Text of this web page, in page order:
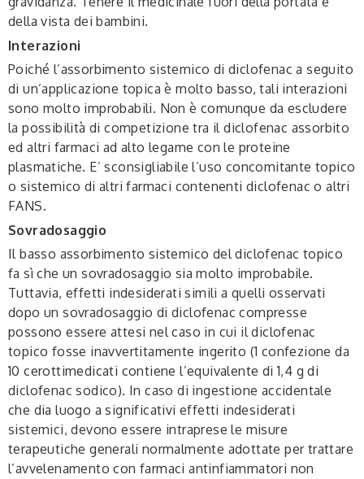
della vista dei bambini.
Interazioni
Poiché l’assorbimento sistemico di diclofenac a seguito
di un’applicazione topica è molto basso, tali interazioni
sono molto improbabili. Non è comunque da escludere
la possibilità di competizione tra il diclofenac assorbito
ed altri farmaci ad alto legame con le proteine
plasmatiche. E’ sconsigliabile l’uso concomitante topico
o sistemico di altri farmaci contenenti diclofenac o altri
FANS.
Sovradosaggio
Il basso assorbimento sistemico del diclofenac topico
fa sì che un sovradosaggio sia molto improbabile.
Tuttavia, effetti indesiderati simili a quelli osservati
dopo un sovradosaggio di diclofenac compresse
possono essere attesi nel caso in cui il diclofenac
topico fosse inavvertitamente ingerito (1 confezione da
10 cerottimedicati contiene l’equivalente di 1,4 g di
diclofenac sodico). In caso di ingestione accidentale
che dia luogo a significativi effetti indesiderati
sistemici, devono essere intraprese le misure
terapeutiche generali normalmente adottate per trattare
l’avvelenamento con farmaci antinfiammatori non